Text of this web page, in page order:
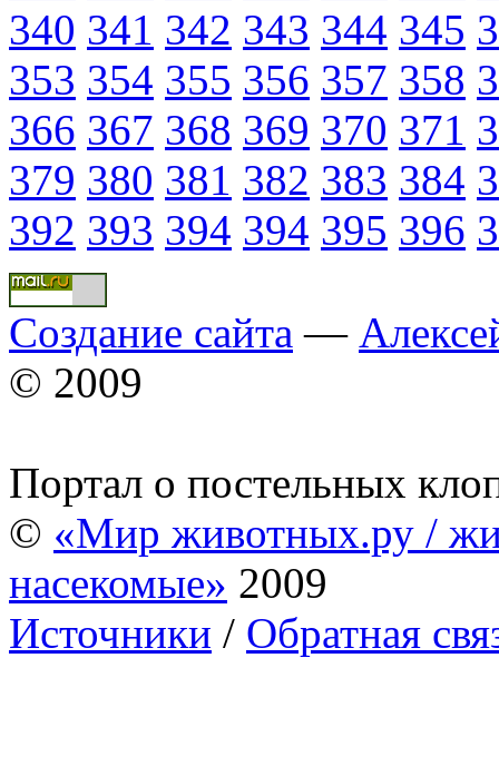
340 341 342 343 344 345
353 354 355 356 357 358
366 367 368 369 370 371
379 380 381 382 383 384
392 393 394 394 395 396
Создание сайта —
© 2009
Портал о постельных
© «Мир животных.ру /
насекомые» 2009
Источники / Обратная